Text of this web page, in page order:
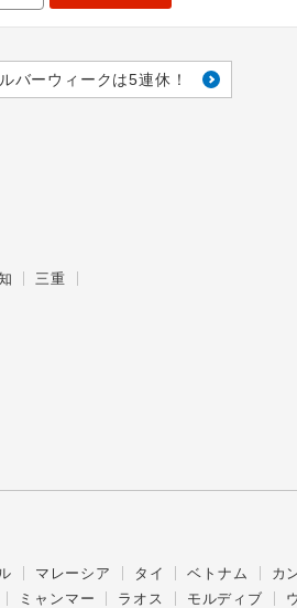
バーウィークは5連休！
三重
マレーシア タイ ベトナム
カ
ミャンマー ラオス モルディブ